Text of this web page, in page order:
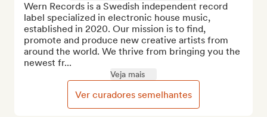
Wern Records is a Swedish independent record
label specialized in electronic house music,
established in 2020. Our mission is to find,
promote and produce new creative artists from
around the world. We thrive from bringing you the
newest fr...
Veja mais
Ver curadores semelhantes